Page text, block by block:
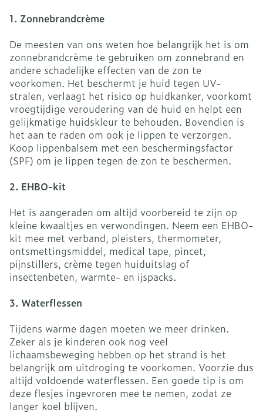
1. Zonnebrandcrème
De meesten van ons weten hoe belangrijk het is om
zonnebrandcrème te gebruiken om zonnebrand en
andere schadelijke effecten van de zon te
voorkomen. Het beschermt je huid tegen UV-
stralen, verlaagt het risico op huidkanker, voorkomt
vroegtijdige veroudering van de huid en helpt een
gelijkmatige huidskleur te behouden. Bovendien is
het aan te raden om ook je lippen te verzorgen.
Koop lippenbalsem met een beschermingsfactor
(SPF) om je lippen tegen de zon te beschermen.
2. EHBO-kit
Het is aangeraden om altijd voorbereid te zijn op
kleine kwaaltjes en verwondingen. Neem een EHBO-
kit mee met verband, pleisters, thermometer,
ontsmettingsmiddel, medical tape, pincet,
pijnstillers, crème tegen huiduitslag of
insectenbeten, warmte- en ijspacks.
3. Waterflessen
Tijdens warme dagen moeten we meer drinken.
Zeker als je kinderen ook nog veel
lichaamsbeweging hebben op het strand is het
belangrijk om uitdroging te voorkomen. Voorzie dus
altijd voldoende waterflessen. Een goede tip is om
deze flesjes ingevroren mee te nemen, zodat ze
langer koel blijven.